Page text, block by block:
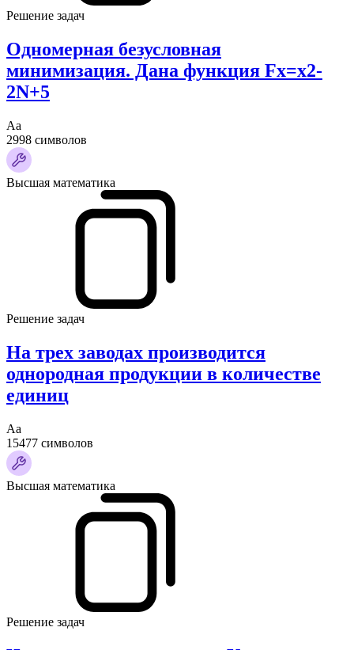
Решение задач
Одномерная безусловная
минимизация. Дана функция Fx=x2-
2N+5
Аа
2998 символов
Высшая математика
Решение задач
На трех заводах производится
однородная продукции в количестве
единиц
Аа
15477 символов
Высшая математика
Решение задач